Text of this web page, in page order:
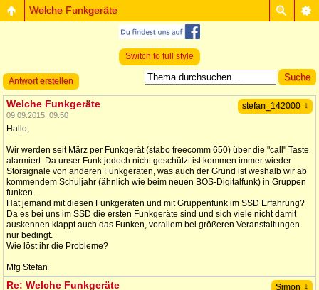
Welche Funkgeräte
Switch to full style
Antwort erstellen
stefan_142000 ↓
Welche Funkgeräte
09.09.2015, 09:50
Hallo,
Wir werden seit März per Funkgerät (stabo freecomm 650) über die "call" Taste
alarmiert. Da unser Funk jedoch nicht geschützt ist kommen immer wieder
Störsignale von anderen Funkgeräten, was auch der Grund ist weshalb wir ab
kommendem Schuljahr (ähnlich wie beim neuen BOS-Digitalfunk) in Gruppen
funken.
Hat jemand mit diesen Funkgeräten und mit Gruppenfunk im SSD Erfahrung?
Da es bei uns im SSD die ersten Funkgeräte sind und sich viele nicht damit
auskennen klappt auch das Funken, vorallem bei größeren Veranstaltungen
nur bedingt.
Wie löst ihr die Probleme?
Mfg Stefan
Simon ↓
Re: Welche Funkgeräte